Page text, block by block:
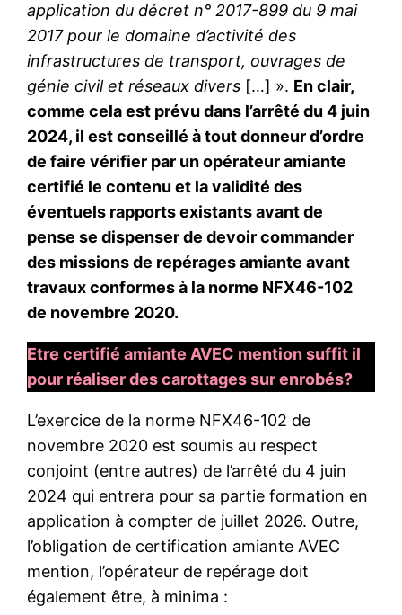
application du décret n° 2017-899 du 9 mai
2017 pour le domaine d’activité des
infrastructures de transport, ouvrages de
génie civil et réseaux divers […] ». En clair,
comme cela est prévu dans l’arrêté du 4 juin
2024, il est conseillé à tout donneur d’ordre
de faire vérifier par un opérateur amiante
certifié le contenu et la validité des
éventuels rapports existants avant de
pense se dispenser de devoir commander
des missions de repérages amiante avant
travaux conformes à la norme NFX46-102
de novembre 2020.
Etre certifié amiante AVEC mention suffit il
pour réaliser des carottages sur enrobés?
L’exercice de la norme NFX46-102 de
novembre 2020 est soumis au respect
conjoint (entre autres) de l’arrêté du 4 juin
2024 qui entrera pour sa partie formation en
application à compter de juillet 2026. Outre,
l’obligation de certification amiante AVEC
mention, l’opérateur de repérage doit
également être, à minima :